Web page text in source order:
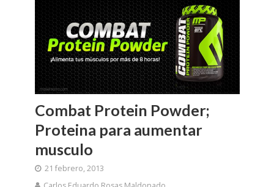
Combat Protein Powder;
Proteina para aumentar
musculo
21 febrero, 2013